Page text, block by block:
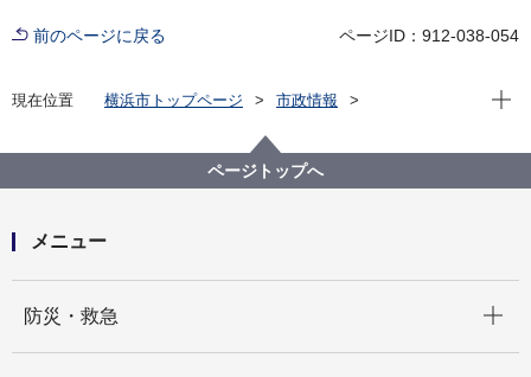
前のページに戻る ページID：912-038-054
現在位置 横浜市トップページ
市政情報
横浜市特別職職員議員報酬等審議会
令和6年1月24日 報告文
現在
ページトップへ
メニュー
防災・救急